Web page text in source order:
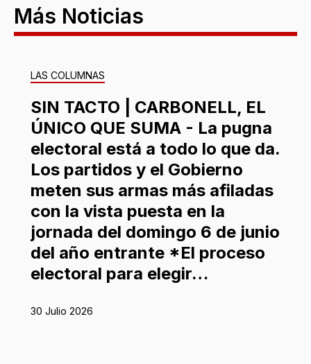
Más Noticias
LAS COLUMNAS
SIN TACTO | CARBONELL, EL
ÚNICO QUE SUMA - La pugna
electoral está a todo lo que da.
Los partidos y el Gobierno
meten sus armas más afiladas
con la vista puesta en la
jornada del domingo 6 de junio
del año entrante *El proceso
electoral para elegir…
30 Julio 2026